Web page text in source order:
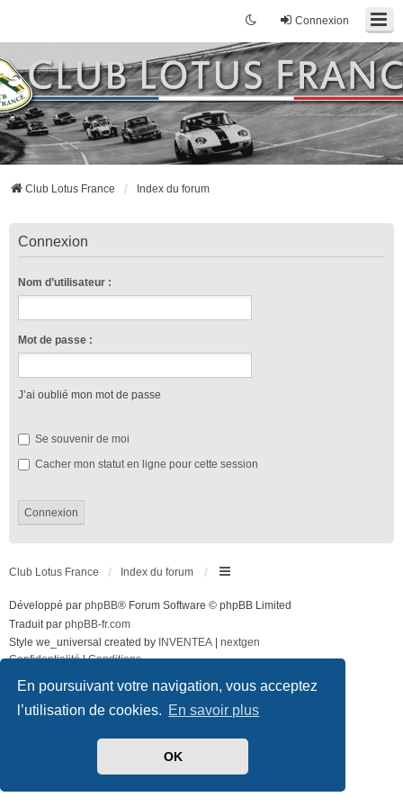
En poursuivant votre navigation, vous acceptez
l’utilisation de cookies. En savoir plus
OK
Connexion
Club Lotus France Index du forum
Connexion
Nom d’utilisateur :
Mot de passe :
J’ai oublié mon mot de passe
Se souvenir de moi
Cacher mon statut en ligne pour cette session
Club Lotus France Index du forum
Développé par phpBB® Forum Software © phpBB Limited
Traduit par phpBB-fr.com
Style we_universal created by INVENTEA
nextgen
Confidentialité|Conditions